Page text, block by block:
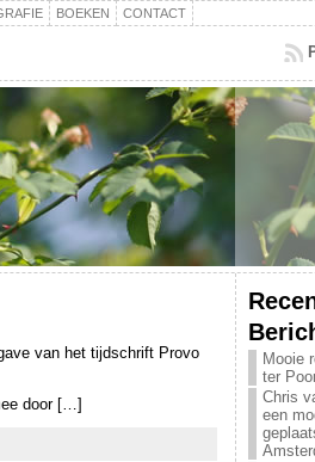
BOEKEN CONTACT
van het tijdschrift Provo
door […]
Mooie
ter
Chris
een